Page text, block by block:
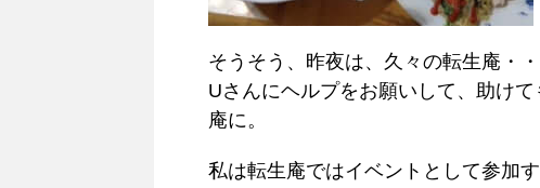
そうそう、昨夜は、久々の転生庵・
Uさんにヘルプをお願いして、助け
庵に。
私は転生庵ではイベントとして参加